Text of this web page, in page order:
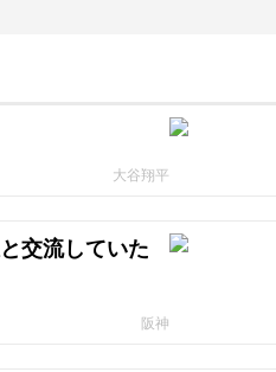
大谷翔平
交流していた
阪神